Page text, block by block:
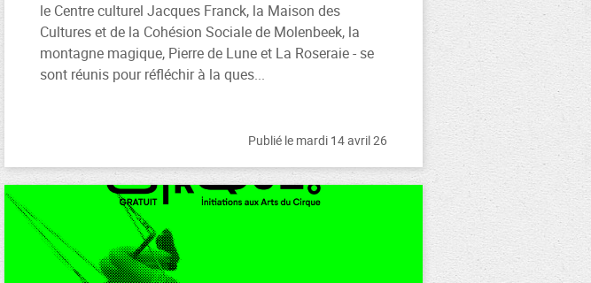
le Centre culturel Jacques Franck, la Maison des
Cultures et de la Cohésion Sociale de Molenbeek, la
montagne magique, Pierre de Lune et La Roseraie - se
sont réunis pour réfléchir à la ques...
Publié le mardi 14 avril 26